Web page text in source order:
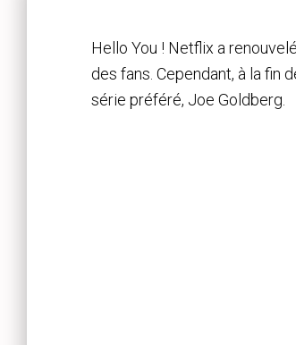
Hello You ! Netflix a
des fans. Cependant, à la fin
série préféré, Joe Goldberg.